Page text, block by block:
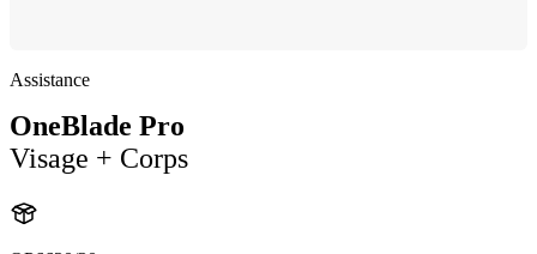
Assistance
OneBlade Pro
Visage + Corps